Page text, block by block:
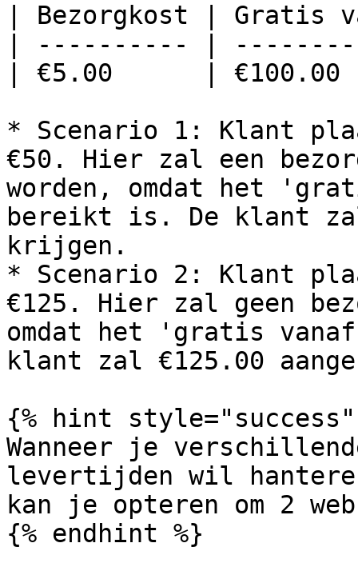
| Bezorgkost | Gratis
| ---------- |
| €5.00      |
* Scenario 1: Klant
€50. Hier zal een
worden, omdat het
bereikt is. De klant zal
krijgen.
* Scenario 2: Klant
€125. Hier zal geen
omdat het 'gratis
klant zal €125.00
{% hint style="success"
Wanneer je
levertijden wil
kan je opteren om 2
{% endhint %}